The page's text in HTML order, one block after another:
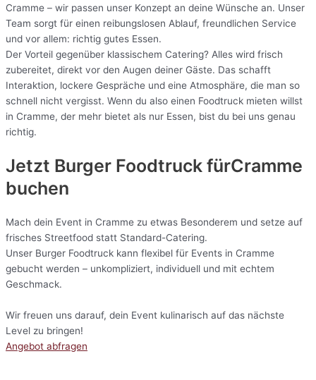
Cramme – wir passen unser Konzept an deine Wünsche an. Unser
Team sorgt für einen reibungslosen Ablauf, freundlichen Service
und vor allem: richtig gutes Essen.
Der Vorteil gegenüber klassischem Catering? Alles wird frisch
zubereitet, direkt vor den Augen deiner Gäste. Das schafft
Interaktion, lockere Gespräche und eine Atmosphäre, die man so
schnell nicht vergisst. Wenn du also einen Foodtruck mieten willst
in Cramme, der mehr bietet als nur Essen, bist du bei uns genau
richtig.
Jetzt Burger Foodtruck fürCramme
buchen
Mach dein Event in Cramme zu etwas Besonderem und setze auf
frisches Streetfood statt Standard-Catering.
Unser Burger Foodtruck kann flexibel für Events in Cramme
gebucht werden – unkompliziert, individuell und mit echtem
Geschmack.
Wir freuen uns darauf, dein Event kulinarisch auf das nächste
Level zu bringen!
Angebot abfragen